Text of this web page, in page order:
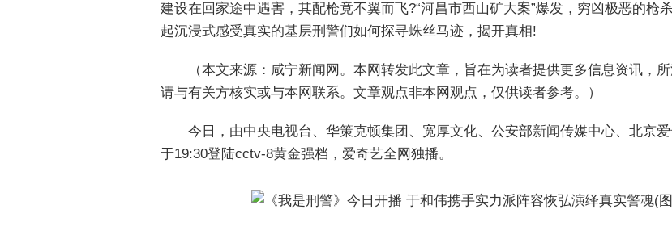
建设在回家途中遇害，其配枪竟不翼而飞?“河昌市西山矿大案”爆发，穷凶极恶的
起沉浸式感受真实的基层刑警们如何探寻蛛丝马迹，揭开真相!
（本文来源：咸宁新闻网。本网转发此文章，旨在为读者提供更多信息资讯，
请与有关方核实或与本网联系。文章观点非本网观点，仅供读者参考。）
今日，由中央电视台、华策克顿集团、宽厚文化、公安部新闻传媒中心、北京
于19:30登陆cctv-8黄金强档，爱奇艺全网独播。